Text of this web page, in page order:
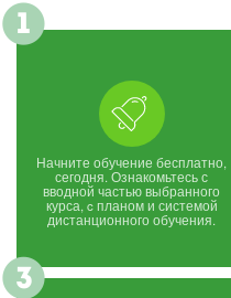
Начните обучение бесплатно,
сегодня. Ознакомьтесь с
вводной частью выбранного
курса, c планом и системой
дистанционного обучения.